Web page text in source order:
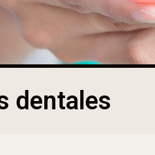
dentales